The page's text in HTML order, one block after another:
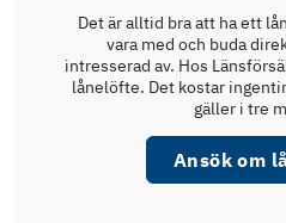
Det är alltid bra att ha ett
vara med och buda
intresserad av. Hos
lånelöfte. Det kostar
gäller i tre
Ansök om